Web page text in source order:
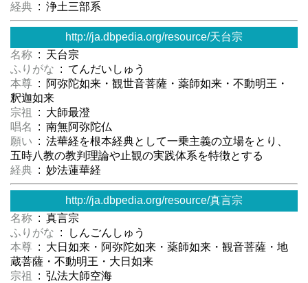
経典 : 浄土三部系
http://ja.dbpedia.org/resource/天台宗
名称 : 天台宗
ふりがな : てんだいしゅう
本尊 : 阿弥陀如来・観世音菩薩・薬師如来・不動明王・
釈迦如来
宗祖
: 大師最澄
唱名
: 南無阿弥陀仏
願い : 法華経を根本経典として一乗主義の立場をとり、
五時八教の教判理論や止観の実践体系を特徴とする
経典 : 妙法蓮華経
http://ja.dbpedia.org/resource/真言宗
名称 : 真言宗
ふりがな : しんごんしゅう
本尊 : 大日如来・阿弥陀如来・薬師如来・観音菩薩・地
蔵菩薩・不動明王・大日如来
宗祖
: 弘法大師空海